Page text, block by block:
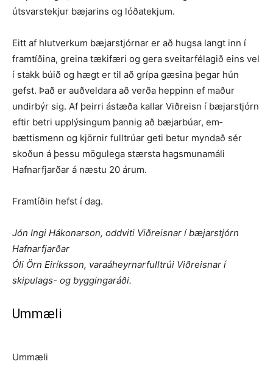
útsvarstekjur bæjarins og lóðatekjum.
Eitt af hlutverkum bæjarstjórnar er að hugsa langt inn í
framtíðina, greina tækifæri og gera sveitarfélagið eins vel
í stakk búið og hægt er til að grípa gæsina þegar hún
gefst. Það er auð­veldara að verða heppinn ef maður
undir­býr sig. Af þeirri ástæða kallar Viðreisn í bæjarstjórn
eftir betri upp­lýsingum þannig að bæjarbúar, em­­
bættismenn og kjörnir fulltrúar geti betur myndað sér
skoðun á þessu mögu­lega stærsta hagsmunamáli
Hafnarfjarðar á næstu 20 árum.
Framtíðin hefst í dag.
Jón Ingi Hákonarson, oddviti Viðreisnar í bæjarstjórn
Hafnarfjarðar
Óli Örn Eiríksson, varaáheyrnarfulltrúi Viðreisnar í
skipulags- og byggingaráði.
Ummæli
Ummæli